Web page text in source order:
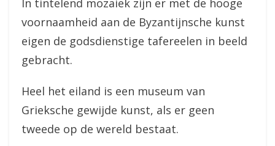
In tintelend mozaiek zijn er met de hooge
voornaamheid aan de Byzantijnsche kunst
eigen de godsdienstige tafereelen in beeld
gebracht.
Heel het eiland is een museum van
Grieksche gewijde kunst, als er geen
tweede op de wereld bestaat.